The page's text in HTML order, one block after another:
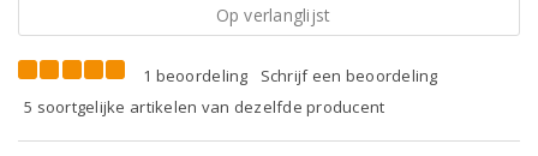
Op verlanglijst
1 beoordeling
Schrijf een beoordeling
5 soortgelijke artikelen van dezelfde producent